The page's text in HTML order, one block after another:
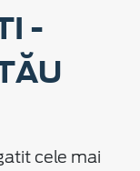
-
cele mai